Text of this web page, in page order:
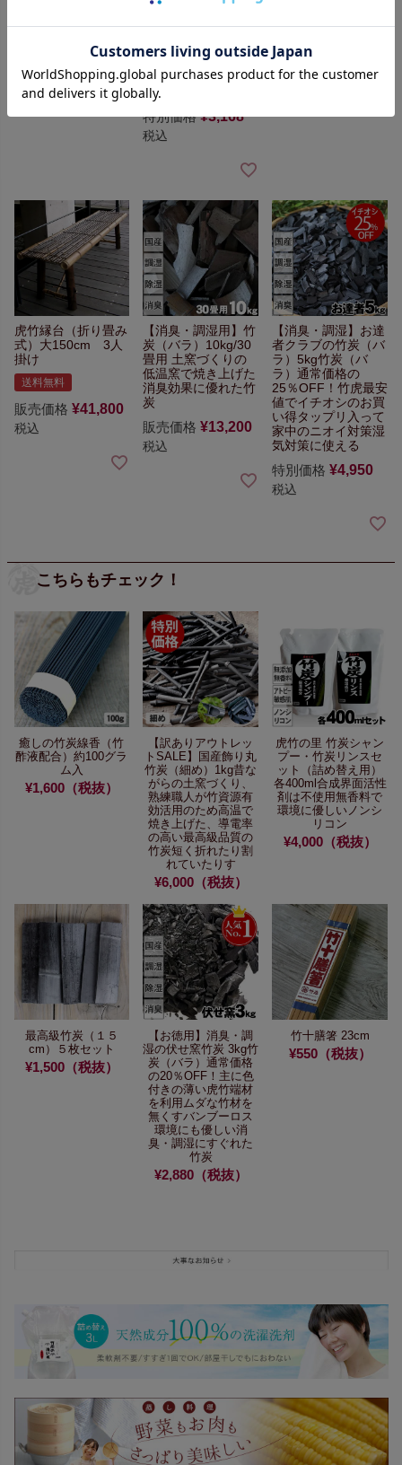
格の20％OFF！主に
を無くすバンブーロ
環境にも優しい
臭・調湿にすぐれた
竹炭
特別価格 ¥3,168
税込
虎竹縁台（折り畳み
式）大150cm 3人
掛け
送料無料
販売価格 ¥41,800
税込
【消臭・調湿用】竹
炭（バラ）10kg/30
畳用 土窯づくりの
低温窯で焼き上げた
消臭効果に優れた竹
炭
販売価格 ¥13,200
税込
【消臭・調湿】お達
者クラブの竹炭（バ
ラ）5kg竹炭（バ
ラ）通常価格の
25％OFF！竹虎最安
値でイチオシのお買
い得タップリ入って
家中のニオイ対策湿
気対策に使える
特別価格 ¥4,950
税込
こちらもチェック！
癒しの竹炭線香（竹
酢液配合）約100グラ
ム入
¥1,600（税抜）
【訳ありアウトレッ
トSALE】 国産飾り丸
竹炭（細め）1kg昔な
がらの土窯づくり、
熟練職人が竹資源有
効活用のため高温で
焼き上げた、導電率
の高い最高級品質の
竹炭短く折れたり割
れていたりす
¥6,000（税抜）
虎竹の里 竹炭シャン
プー・竹炭リンスセ
ット
（詰め替え用）
各400ml合成界面活性
剤は不使用無香料で
環境に優しいノンシ
リコン
¥4,000（税抜）
最高級竹炭（１５
cm）５枚セット
¥1,500（税抜）
【お徳用】消臭・調
湿の伏せ窯竹炭 3kg竹
炭（バラ）通常価格
の20％OFF！ 主に色
付きの薄い虎竹端材
を利用 ムダな竹材を
無くすバンブーロス
環境にも優しい消
臭・調湿にすぐれた
竹炭
¥2,880（税抜）
竹十膳箸 23cm
¥550（税抜）